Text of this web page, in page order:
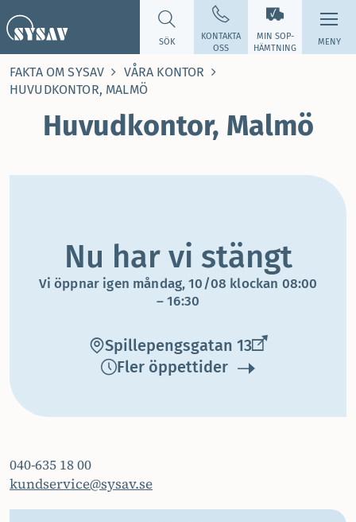
MIN SOP­
HÄMTNING
SÖK
KONTAKTA
OSS
MENY
FAKTA OM SYSAV
VÅRA KONTOR
HUVUDKONTOR, MALMÖ
Huvudkontor, Malmö
Nu har vi stängt
Vi öppnar igen måndag, 10/08 klockan 08:00
– 16:30
Spillepengsgatan 13
Fler öppettider
040-635 18 00
kundservice@sysav.se